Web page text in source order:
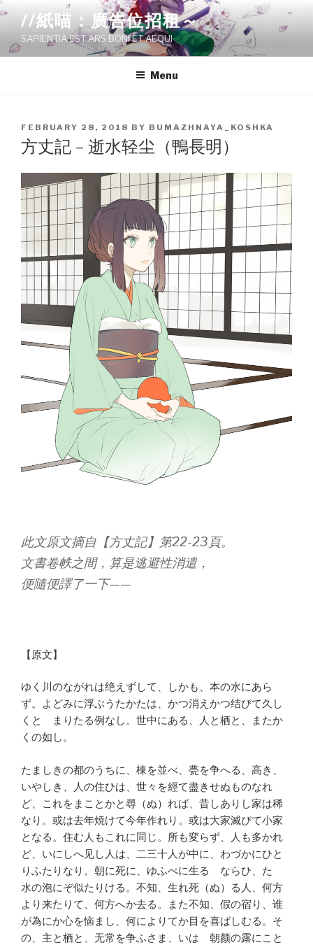
Skip
content
//紙喵：廣告位招租～
SAPIENTIA EST ARS BONI ET AEQUI
Menu
POSTED
ON
FEBRUARY 28, 2018 BY BUMAZHNAYA_KOSHKA
方丈記 – 逝水轻尘（鴨長明）
此文原文摘自【方丈記】第22-23頁。
文書卷帙之間，算是逃避性消遣，
便隨便譯了一下——
【原文】
ゆく川のながれは绝えずして、しかも、本の水にあら
ず。よどみに浮ぶうたかたは、かつ消えかつ结びて久し
くとゞまりたる例なし。世中にある、人と栖と、またか
くの如し。
たましきの都のうちに、棟を並べ、甍を争へる、高き、
いやしき、人の住ひは、世々を經て盡きせぬものなれ
ど、これをまことかと尋（ぬ）れば、昔しありし家は稀
なり。或は去年焼けて今年作れり。或は大家滅びて小家
となる。住む人もこれに同じ。所も変らず、人も多かれ
ど、いにしへ见し人は、二三十人が中に、わづかにひと
りふたりなり。朝に死に、ゆふべに生るゝならひ、たゞ
水の泡にぞ似たりける。不知、生れ死（ぬ）る人、何方
より来たりて、何方へか去る。また不知、假の宿り、谁
が為にか心を恼まし、何によりてか目を喜ばしむる。そ
の、主と栖と、无常を争ふさま、いはゞ朝颜の露にこと